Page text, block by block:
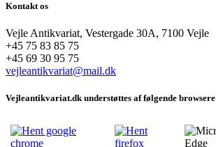
Kontakt os
Vejle Antikvariat, Vestergade 30A, 7100 Vejle
+45 75 83 85 75
+45 69 30 95 75
vejleantikvariat@mail.dk
Vejleantikvariat.dk understøttes af følgende browsere